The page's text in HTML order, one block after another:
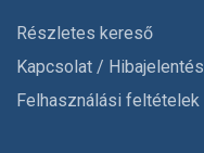
Részletes kereső
Kapcsolat / Hibajelentés
Felhasználási feltételek